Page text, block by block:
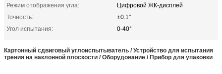
Режим отображения угла:
Цифровой ЖК-дисплей
Точность:
±0.1°
Угол испытания:
0-40°
Картонный сдвиговый углоиспытыватель / Устройство для испытания
трения на наклонной плоскости / Оборудование / Прибор для упаковки